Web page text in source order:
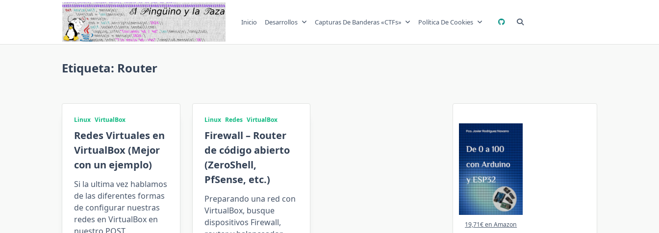
Inicio Desarrollos Capturas De Banderas «CTFs» Política De Cookies
Etiqueta: Router
Linux VirtualBox
Redes Virtuales en
VirtualBox (Mejor
con un ejemplo)
Si la ultima vez hablamos
de las diferentes formas
de configurar nuestras
redes en VirtualBox en
Linux Redes VirtualBox
Firewall – Router
de código abierto
(ZeroShell,
PfSense, etc.)
Preparando una red con
VirtualBox, busque
dispositivos Firewall,
19,71€ en Amazon